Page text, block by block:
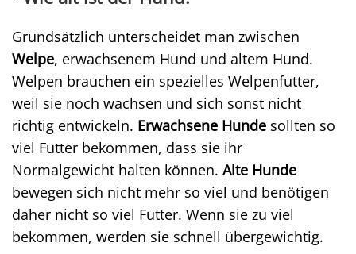
Grundsätzlich unterscheidet man zwischen
Welpe, erwachsenem Hund und altem Hund.
Welpen brauchen ein spezielles Welpenfutter,
weil sie noch wachsen und sich sonst nicht
richtig entwickeln. Erwachsene Hunde sollten so
viel Futter bekommen, dass sie ihr
Normalgewicht halten können. Alte Hunde
bewegen sich nicht mehr so viel und benötigen
daher nicht so viel Futter. Wenn sie zu viel
bekommen, werden sie schnell übergewichtig.